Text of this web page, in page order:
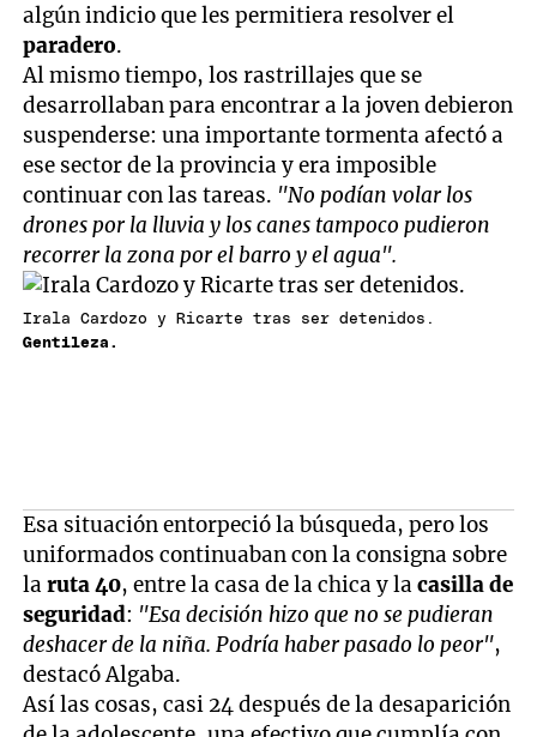
algún indicio que les permitiera resolver el
paradero.
Al mismo tiempo, los rastrillajes que se
desarrollaban para encontrar a la joven debieron
suspenderse: una importante tormenta afectó a
ese sector de la provincia y era imposible
continuar con las tareas. "No podían volar los
drones por la lluvia y los canes tampoco pudieron
recorrer la zona por el barro y el agua".
Irala Cardozo y Ricarte tras ser detenidos.
Gentileza.
Esa situación entorpeció la búsqueda, pero los
uniformados continuaban con la consigna sobre
la ruta 40, entre la casa de la chica y la casilla de
seguridad: "Esa decisión hizo que no se pudieran
deshacer de la niña. Podría haber pasado lo peor",
destacó Algaba.
Así las cosas, casi 24 después de la desaparición